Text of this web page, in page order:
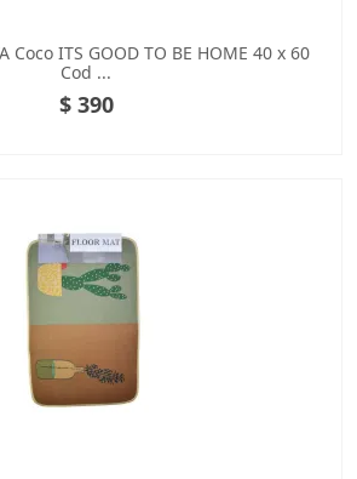
Coco ITS GOOD TO BE HOME 40 x 60
Cod ...
$ 390